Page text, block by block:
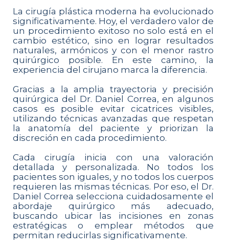
La cirugía plástica moderna ha evolucionado
significativamente. Hoy, el verdadero valor de
un procedimiento exitoso no solo está en el
cambio estético, sino en lograr resultados
naturales, armónicos y con el menor rastro
quirúrgico posible. En este camino, la
experiencia del cirujano marca la diferencia.
Gracias a la amplia trayectoria y precisión
quirúrgica del Dr. Daniel Correa, en algunos
casos es posible evitar cicatrices visibles,
utilizando técnicas avanzadas que respetan
la anatomía del paciente y priorizan la
discreción en cada procedimiento.
Cada cirugía inicia con una valoración
detallada y personalizada. No todos los
pacientes son iguales, y no todos los cuerpos
requieren las mismas técnicas. Por eso, el Dr.
Daniel Correa selecciona cuidadosamente el
abordaje quirúrgico más adecuado,
buscando ubicar las incisiones en zonas
estratégicas o emplear métodos que
permitan reducirlas significativamente.